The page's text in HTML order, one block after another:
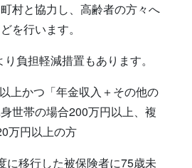
村と協力し、高齢者の方々へ
を行います。
負担軽減措置もあります。
上かつ「年金収入＋その他の
世帯の場合200万円以上、複
万円以上の方
に移行した被保険者に75歳未